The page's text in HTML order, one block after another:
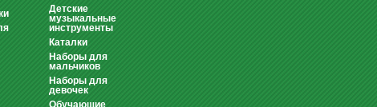
Детские
музыкальные
инструменты
Каталки
Наборы для
мальчиков
Наборы для
девочек
Обучающие